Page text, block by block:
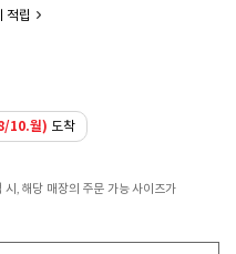
차이가 있을 수 있습니다.
적립
10.월) 도착
, 해당 매장의 주문 가능 사이즈가